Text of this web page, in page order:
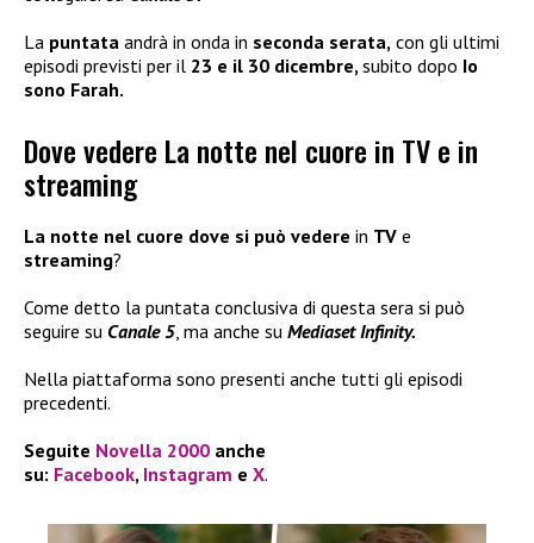
La puntata andrà in onda in seconda serata, con gli ultimi
episodi previsti per il 23 e il 30 dicembre,subito dopo Io
sono Farah.
Dove vedere La notte nel cuore in TV e in
streaming
La notte nel cuore dove si può vedere in TV e
streaming?
Come detto la puntata conclusiva di questa sera si può
seguire su Canale 5 , ma anche su Mediaset Infinity.
Nella piattaforma sono presenti anche tutti gli episodi
precedenti.
Seguite Novella 2000 anche
su: Facebook, Instagram e X.